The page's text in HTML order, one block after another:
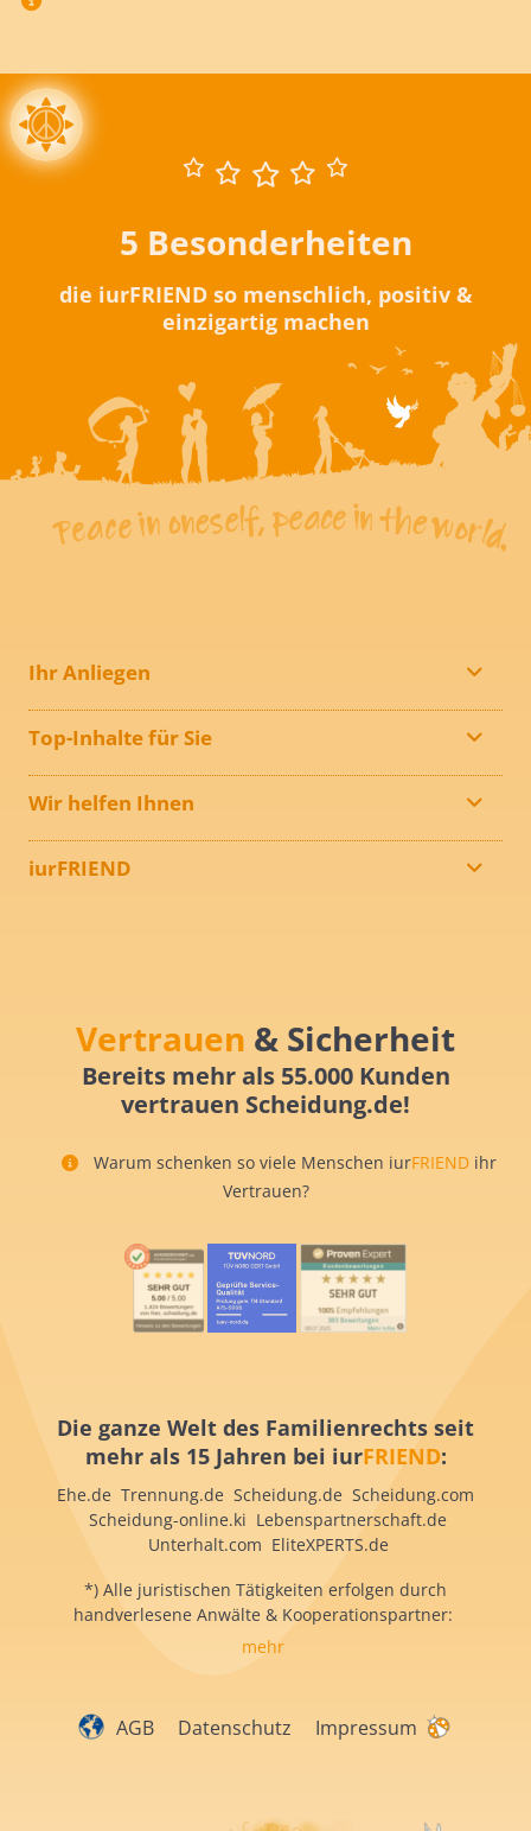
5 Besonderheiten
die iurFRIEND so menschlich, positiv &
einzigartig machen
Ihr Anliegen
Top-Inhalte für Sie
Wir helfen Ihnen
iurFRIEND
Vertrauen & Sicherheit
Bereits mehr als 55.000 Kunden
vertrauen Scheidung.de!
Warum schenken so viele Menschen iurFRIEND ihr
Vertrauen?
Die ganze Welt des Familienrechts seit
mehr als 15 Jahren bei iurFRIEND:
Ehe.de Trennung.de Scheidung.de Scheidung.com
Scheidung-online.ki Lebenspartnerschaft.de
Unterhalt.com EliteXPERTS.de
*) Alle juristischen Tätigkeiten erfolgen durch
handverlesene Anwälte & Kooperationspartner:
mehr
AGB Datenschutz Impressum